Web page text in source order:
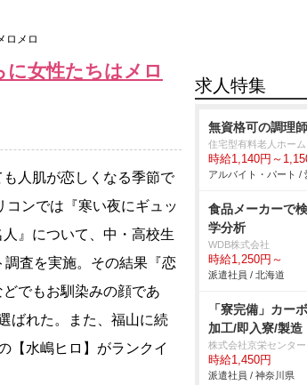
ロメロ
に女性たちはメロ
人肌が恋しくなる季節で
ンでは『寒い夜にギュッ
』について、中・高校生
査を実施。その結果『恋
でもお馴染みの顔であ
ばれた。また、福山に続
【水嶋ヒロ】がランクイ
求人特集
無資格可の調理
住宅型有料老人ホー
時給1,140円～
アルバイト・パート /
食品メーカーで
学分析
WDB株式会社
時給1,250円～
派遣社員 / 北海道
「寮完備」カー
加工/即入寮/製
株式会社京栄センター
時給1,450円
派遣社員 / 神奈川県